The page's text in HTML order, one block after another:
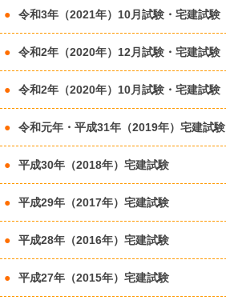
令和3年（2021年）10月試験・宅建試験
令和2年（2020年）12月試験・宅建試験
令和2年（2020年）10月試験・宅建試験
令和元年・平成31年（2019年）宅建試験
平成30年（2018年）宅建試験
平成29年（2017年）宅建試験
平成28年（2016年）宅建試験
平成27年（2015年）宅建試験